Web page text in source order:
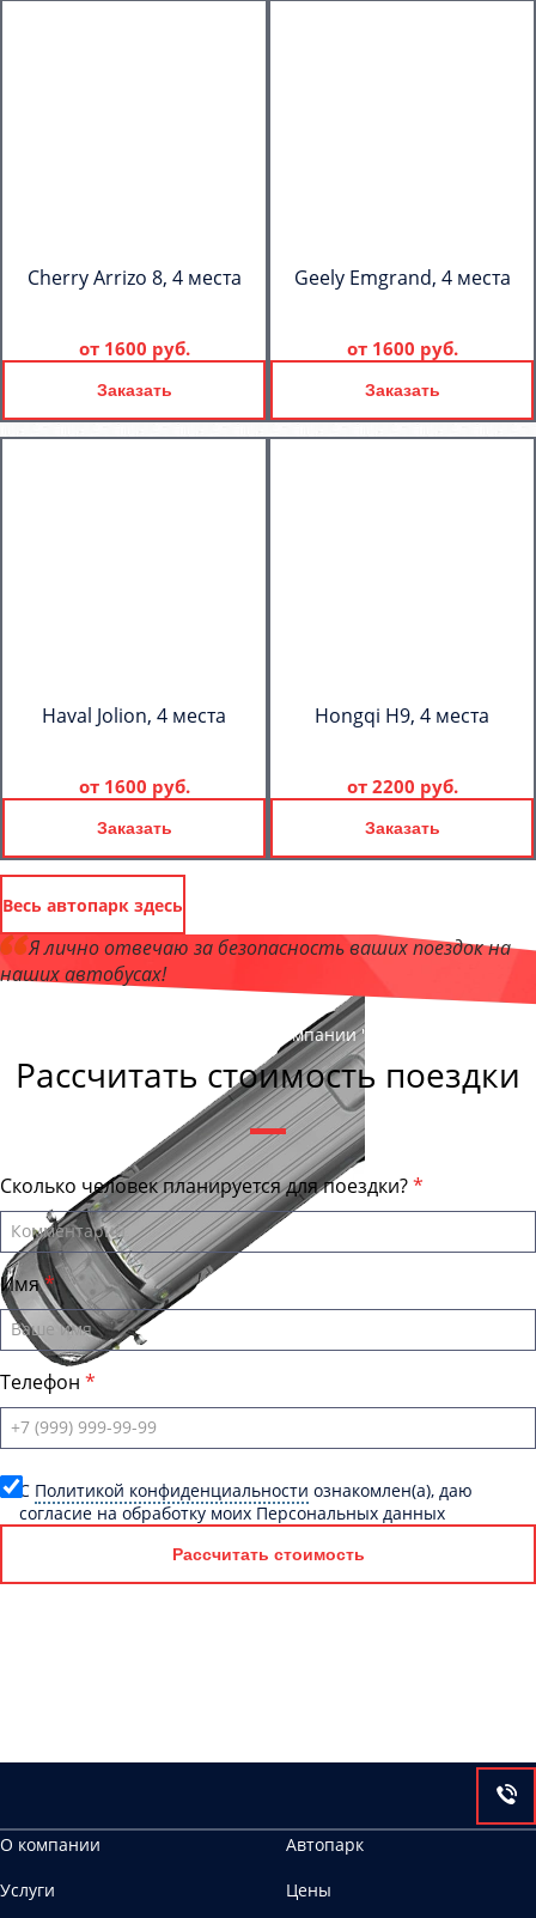
Cherry Arrizo 8, 4 места
от 1600 руб.
Заказать
Geely Emgrand, 4 места
от 1600 руб.
Заказать
Haval Jolion, 4 места
от 1600 руб.
Заказать
Hongqi H9, 4 места
от 2200 руб.
Заказать
Весь автопарк здесь
Я лично отвечаю за безопасность ваших поездок на
наших автобусах!
, директор компании "Аврора"
Рассчитать стоимость поездки
Сколько человек планируется для поездки?
Имя
Телефон
C Политикой конфиденциальности ознакомлен(а), даю
согласие на обработку моих Персональных данных
Рассчитать стоимость
О компании
Автопарк
Услуги
Цены